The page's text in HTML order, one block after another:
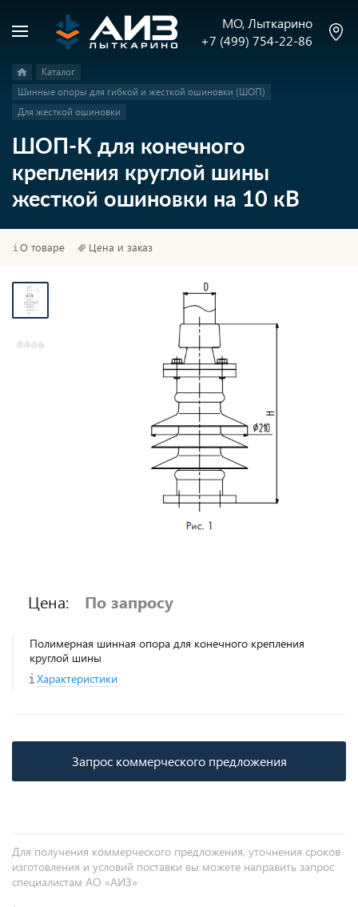
МО, Лыткарино
+7 (499) 754-22-86
Каталог
Шинные опоры для гибкой и жесткой ошиновки (ШОП)
Для жесткой ошиновки
ШОП-К для конечного
крепления круглой шины
жесткой ошиновки на 10 кВ
О товаре Цена и заказ
Цена: По запросу
Полимерная шинная опора для конечного крепления
круглой шины
Характеристики
Запрос коммерческого предложения
Для получения коммерческого предложения, уточнения сроков
изготовления и условий поставки вы можете направить запрос
специалистам АО «АИЗ»